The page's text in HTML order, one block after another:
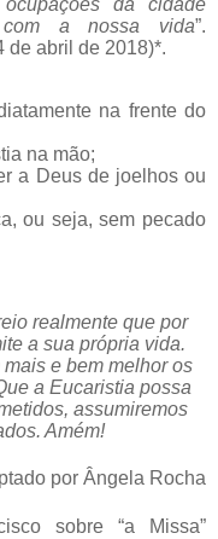
da cidade
com a nossa vida”.
de abril de 2018)*.
na frente do
na mão;
a Deus de joelhos ou
ou seja, sem pecado
realmente que por
a sua própria vida.
e bem melhor os
a Eucaristia possa
assumiremos
Amém!
por Ângela Rocha
sobre “a Missa”